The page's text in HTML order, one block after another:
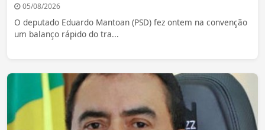
05/08/2026
O deputado Eduardo Mantoan (PSD) fez ontem na convenção
um balanço rápido do tra...